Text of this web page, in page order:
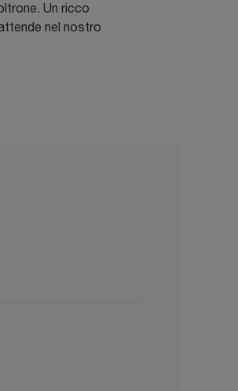
Un ricco
nel nostro